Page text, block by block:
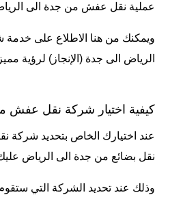
عملية نقل عفش من جدة الى
ويمكنك من هنا الاطلاع على خدمة
الرياض الى جدة (الإنجاز) لرؤية
كيفية اختيار شركة نقل عفش
عند اختيارك الخاص بتحديد شركة
نقل بضائع من جدة الى الرياض عليك
وذلك عند تحديد الشركة التي